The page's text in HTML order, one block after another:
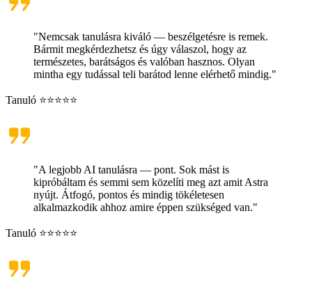
"Nemcsak tanulásra kiváló — beszélgetésre is remek.
Bármit megkérdezhetsz és úgy válaszol, hogy az
természetes, barátságos és valóban hasznos. Olyan
mintha egy tudással teli barátod lenne elérhető mindig."
Tanuló ⭐⭐⭐⭐⭐
"A legjobb AI tanulásra — pont. Sok mást is
kipróbáltam és semmi sem közelíti meg azt amit Astra
nyújt. Átfogó, pontos és mindig tökéletesen
alkalmazkodik ahhoz amire éppen szükséged van."
Tanuló ⭐⭐⭐⭐⭐